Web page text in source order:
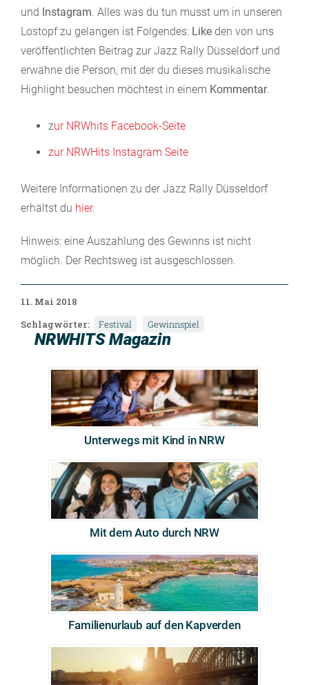
und Instagram. Alles was du tun musst um in unseren
Lostopf zu gelangen ist Folgendes: Like den von uns
veröffentlichten Beitrag zur Jazz Rally Düsseldorf und
erwähne die Person, mit der du dieses musikalische
Highlight besuchen möchtest in einem Kommentar.
zur NRWhits Facebook-Seite
zur NRWHits Instagram Seite
Weitere Informationen zu der Jazz Rally Düsseldorf
erhältst du hier.
Hinweis: eine Auszahlung des Gewinns ist nicht
möglich. Der Rechtsweg ist ausgeschlossen.
11. Mai 2018
Schlagwörter:
Festival Gewinnspiel
NRWHITS Magazin
Unterwegs mit Kind in NRW
Mit dem Auto durch NRW
Familienurlaub auf den Kapverden